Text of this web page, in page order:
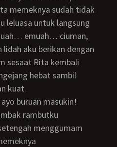
memeknya sudah tidak
leluasa untuk langsung
emuah… ciuman,
lidah aku berikan dengan
sesaat Rita kembali
hebat sambil
kuat.
rambutku